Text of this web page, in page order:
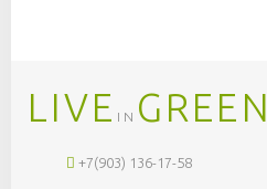
LIVE IN GREEN
+7(903) 136-17-58